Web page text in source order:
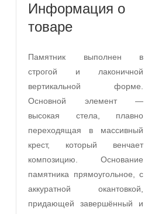
Информация о
товаре
Памятник выполнен в
строгой и лаконичной
вертикальной форме.
Основной элемент —
высокая стела, плавно
переходящая в массивный
крест, который венчает
композицию. Основание
памятника прямоугольное, с
аккуратной окантовкой,
придающей завершённый и